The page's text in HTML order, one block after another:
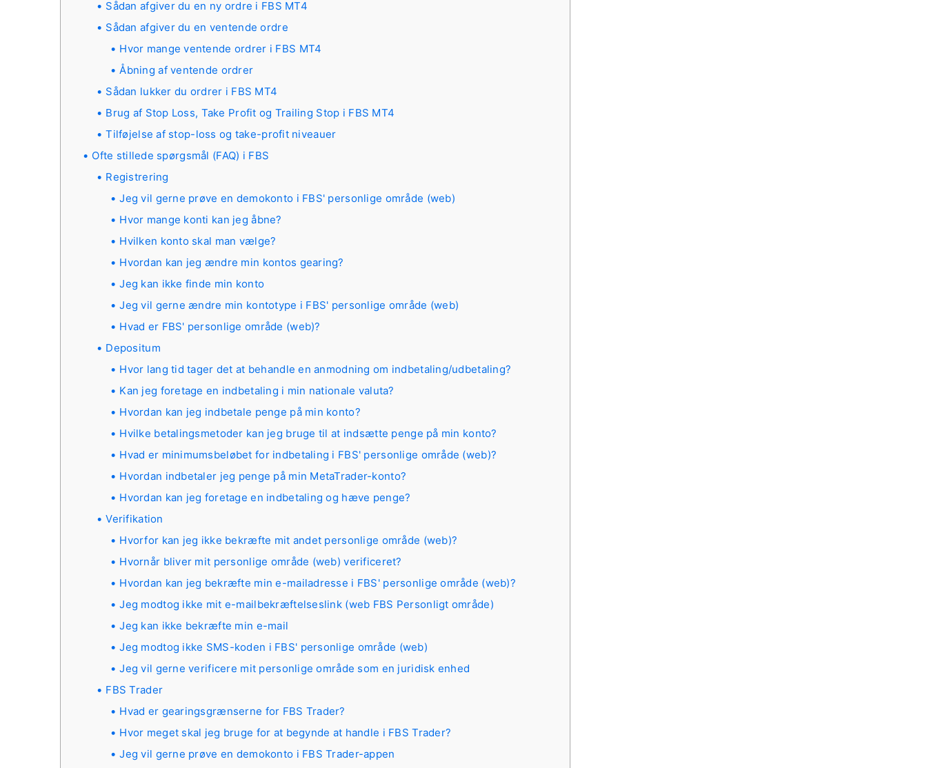
Sådan afgiver du en ny ordre i FBS MT4
Sådan afgiver du en ventende ordre
Hvor mange ventende ordrer i FBS MT4
Åbning af ventende ordrer
Sådan lukker du ordrer i FBS MT4
Brug af Stop Loss, Take Profit og Trailing Stop i FBS MT4
Tilføjelse af stop-loss og take-profit niveauer
Ofte stillede spørgsmål (FAQ) i FBS
Registrering
Jeg vil gerne prøve en demokonto i FBS' personlige område (web)
Hvor mange konti kan jeg åbne?
Hvilken konto skal man vælge?
Hvordan kan jeg ændre min kontos gearing?
Jeg kan ikke finde min konto
Jeg vil gerne ændre min kontotype i FBS' personlige område (web)
Hvad er FBS' personlige område (web)?
Depositum
Hvor lang tid tager det at behandle en anmodning om indbetaling/udbetaling?
Kan jeg foretage en indbetaling i min nationale valuta?
Hvordan kan jeg indbetale penge på min konto?
Hvilke betalingsmetoder kan jeg bruge til at indsætte penge på min konto?
Hvad er minimumsbeløbet for indbetaling i FBS' personlige område (web)?
Hvordan indbetaler jeg penge på min MetaTrader-konto?
Hvordan kan jeg foretage en indbetaling og hæve penge?
Verifikation
Hvorfor kan jeg ikke bekræfte mit andet personlige område (web)?
Hvornår bliver mit personlige område (web) verificeret?
Hvordan kan jeg bekræfte min e-mailadresse i FBS' personlige område (web)?
Jeg modtog ikke mit e-mailbekræftelseslink (web FBS Personligt område)
Jeg kan ikke bekræfte min e-mail
Jeg modtog ikke SMS-koden i FBS' personlige område (web)
Jeg vil gerne verificere mit personlige område som en juridisk enhed
FBS Trader
Hvad er gearingsgrænserne for FBS Trader?
Hvor meget skal jeg bruge for at begynde at handle i FBS Trader?
Jeg vil gerne prøve en demokonto i FBS Trader-appen